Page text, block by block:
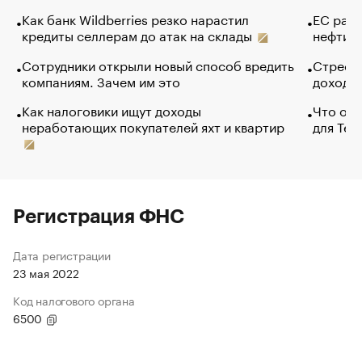
Как банк Wildberries резко нарастил
кредиты селлерам до атак на склады
Сотрудники открыли новый способ вредить
компаниям. Зачем им это
Как налоговики ищут доходы
неработающих покупателей яхт и квартир
ЕС
нефти
Что
для
Регистрация ФНС
Дата регистрации
23 мая 2022
Код налогового органа
6500